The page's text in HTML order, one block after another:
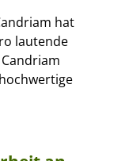
hat
lautende